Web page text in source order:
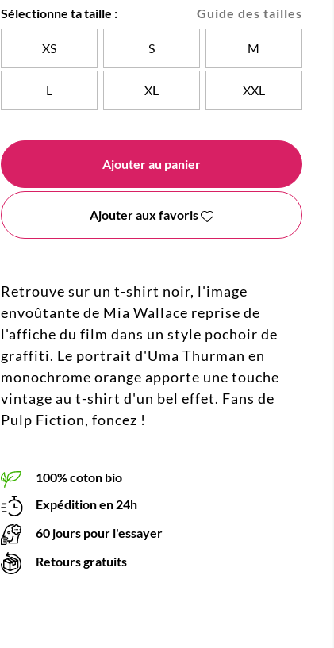
Guide des tailles
Sélectionne ta taille :
XS S M
L XL XXL
Ajouter au panier
Ajouter aux favoris
Retrouve sur un t-shirt noir, l'image
envoûtante de Mia Wallace reprise de
l'affiche du film dans un style pochoir de
graffiti. Le portrait d'Uma Thurman en
monochrome orange apporte une touche
vintage au t-shirt d'un bel effet. Fans de
Pulp Fiction, foncez !
100% coton bio
Expédition en 24h
60 jours pour l'essayer
Retours gratuits